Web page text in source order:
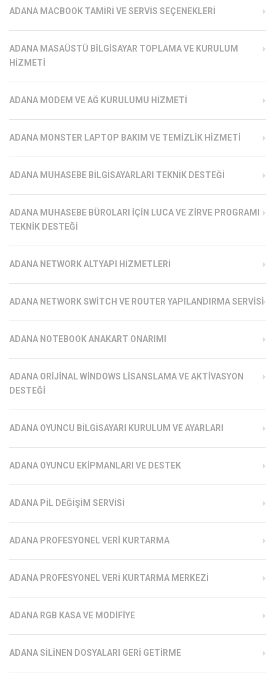
ADANA MACBOOK TAMIRI VE SERVIS SEÇENEKLERI
ADANA MASAÜSTÜ BILGISAYAR TOPLAMA VE KURULUM
HIZMETI
ADANA MODEM VE AĞ KURULUMU HIZMETI
ADANA MONSTER LAPTOP BAKIM VE TEMIZLIK HIZMETI
ADANA MUHASEBE BILGISAYARLARI TEKNIK DESTEĞI
ADANA MUHASEBE BÜROLARI İÇIN LUCA VE ZIRVE PROGRAMI
TEKNIK DESTEĞI
ADANA NETWORK ALTYAPI HIZMETLERI
ADANA NETWORK SWITCH VE ROUTER YAPILANDIRMA SERVISI
ADANA NOTEBOOK ANAKART ONARIMI
ADANA ORIJINAL WINDOWS LISANSLAMA VE AKTIVASYON
DESTEĞI
ADANA OYUNCU BILGISAYARI KURULUM VE AYARLARI
ADANA OYUNCU EKIPMANLARI VE DESTEK
ADANA PIL DEĞIŞIM SERVISI
ADANA PROFESYONEL VERI KURTARMA
ADANA PROFESYONEL VERI KURTARMA MERKEZI
ADANA RGB KASA VE MODIFIYE
ADANA SILINEN DOSYALARI GERI GETIRME